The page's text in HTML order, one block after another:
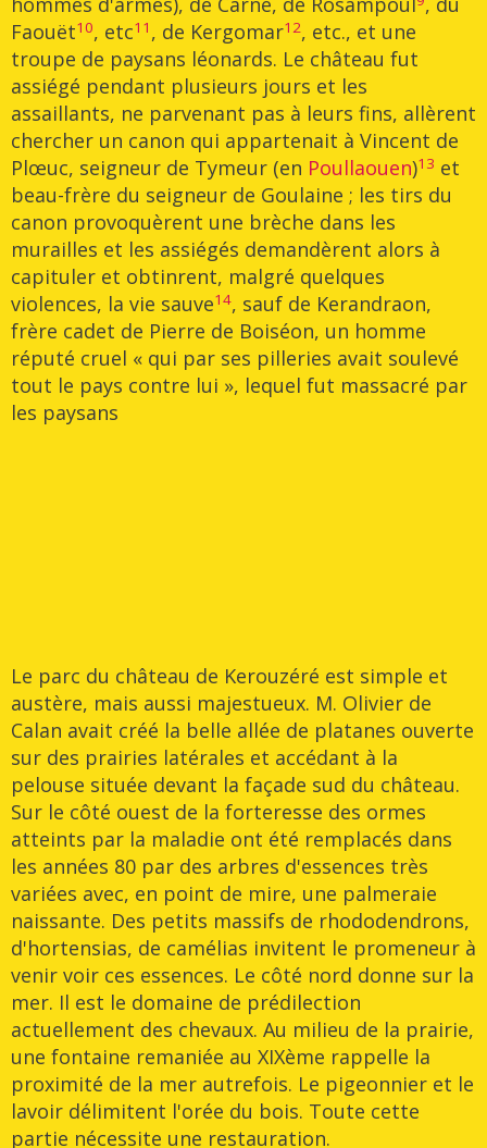
Faouët10, etc11 , de Kergomar12, etc., et une
troupe de paysans léonards. Le château fut
assiégé pendant plusieurs jours et les
assaillants, ne parvenant pas à leurs fins, allèrent
chercher un canon qui appartenait à Vincent de
Plœuc, seigneur de Tymeur (en Poullaouen)13 et
beau-frère du seigneur de Goulaine ; les tirs du
canon provoquèrent une brèche dans les
murailles et les assiégés demandèrent alors à
capituler et obtinrent, malgré quelques
violences, la vie sauve14, sauf de Kerandraon,
frère cadet de Pierre de Boiséon, un homme
réputé cruel « qui par ses pilleries avait soulevé
tout le pays contre lui », lequel fut massacré par
les paysans
Le parc du château de Kerouzéré est simple et
austère, mais aussi majestueux. M. Olivier de
Calan avait créé la belle allée de platanes ouverte
sur des prairies latérales et accédant à la
pelouse située devant la façade sud du château.
Sur le côté ouest de la forteresse des ormes
atteints par la maladie ont été remplacés dans
les années 80 par des arbres d'essences très
variées avec, en point de mire, une palmeraie
naissante. Des petits massifs de rhododendrons,
d'hortensias, de camélias invitent le promeneur à
venir voir ces essences. Le côté nord donne sur la
mer. Il est le domaine de prédilection
actuellement des chevaux. Au milieu de la prairie,
une fontaine remaniée au XIXème rappelle la
proximité de la mer autrefois. Le pigeonnier et le
lavoir délimitent l'orée du bois. Toute cette
partie nécessite une restauration.